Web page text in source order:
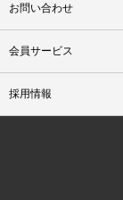
お問い合わせ
会員サービス
採用情報